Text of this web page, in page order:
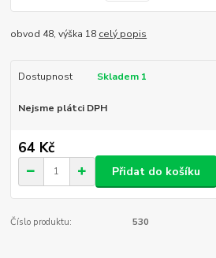
obvod 48, výška 18 celý popis
Dostupnost Skladem 1
Nejsme plátci DPH
64 Kč
Přidat do košíku
Číslo produktu: 530